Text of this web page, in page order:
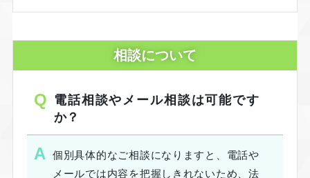
相談について
電話相談やメール相談は可能です
か？
個別具体的なご相談になりますと、電話や
メールでは内容を把握しきれないため、法